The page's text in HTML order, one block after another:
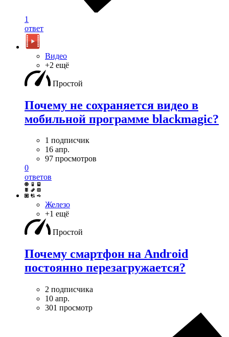
1
ответ
Видео
+2 ещё
Простой
Почему не сохраняется видео в
мобильной программе blackmagic?
1 подписчик
16 апр.
97 просмотров
0
ответов
Железо
+1 ещё
Простой
Почему смартфон на Android
постоянно перезагружается?
2 подписчика
10 апр.
301 просмотр